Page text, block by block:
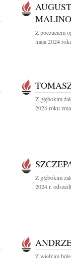
Z poczuciem
maja 2024
Z głębokim
2024 roku
Z głębokim
2024 r.
Z wielkim